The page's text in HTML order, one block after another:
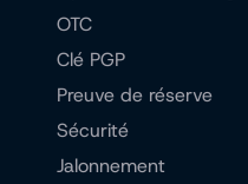
OTC
Clé PGP
Preuve de réserve
Sécurité
Jalonnement